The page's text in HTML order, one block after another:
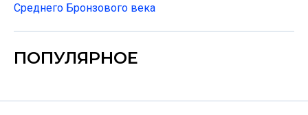
Среднего Бронзового века
ПОПУЛЯРНОЕ